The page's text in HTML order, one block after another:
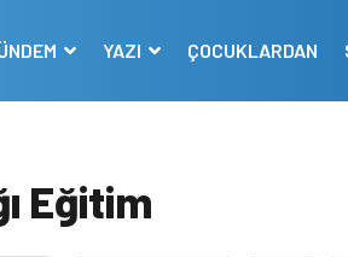
YAZI ÇOCUKLARDAN
Eğitim